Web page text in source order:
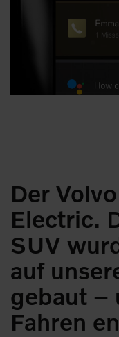
Der
Electric.
SUV
auf
gebaut –
Fahren